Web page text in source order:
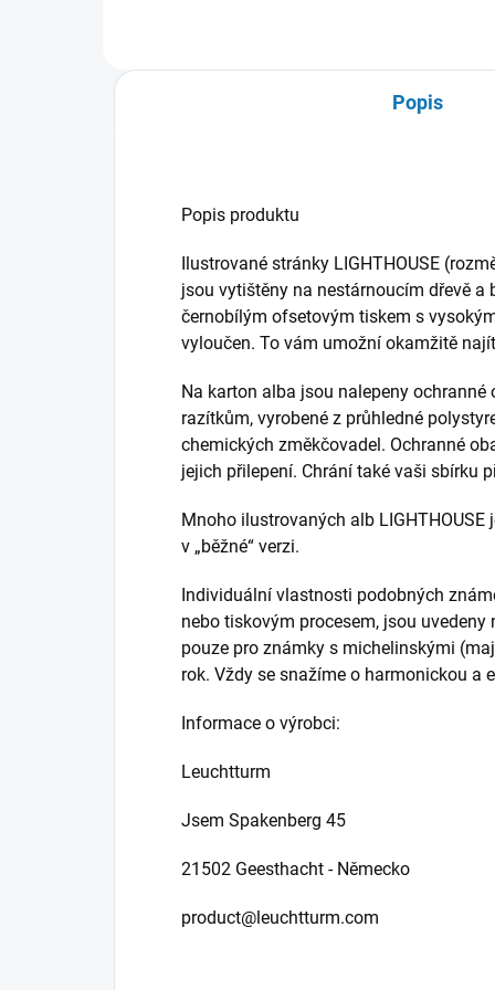
Popis
Popis produktu
Ilustrované stránky LIGHTHOUSE
jsou vytištěny na nestárnoucím dřevě
černobílým ofsetovým tiskem s
vyloučen. To vám umožní okamžitě
Na karton alba jsou nalepeny
razítkům, vyrobené z průhledné
chemických změkčovadel. Ochranné
jejich přilepení. Chrání také vaši sbírku
Mnoho ilustrovaných alb
v „běžné“ verzi.
Individuální vlastnosti podobných
nebo tiskovým procesem, jsou
pouze pro známky s michelinskými
rok. Vždy se snažíme o harmonickou a
Informace o výrobci:
Leuchtturm
Jsem Spakenberg 45
21502 Geesthacht - Německo
product@leuchtturm.com